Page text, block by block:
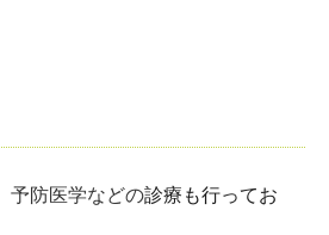
、予防医学などの診療も行ってお